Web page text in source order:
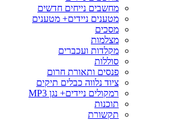
מחשבים נייחים חדשים
מטענים ניידים+ מטענים
מסכים
מצלמות
מקלדות ועכברים
סוללות
פנסים ותאורת חרום
ציוד נלווה כבלים תיקים
רמקולים ניידים+ נגן MP3
תוכנות
תקשורת